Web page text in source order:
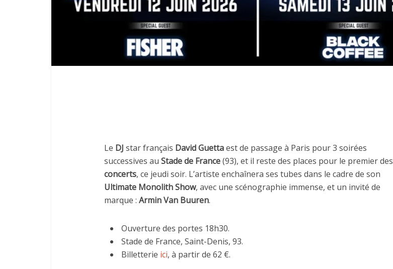
Le DJ star français David Guettaest de passage à Paris pour 3 soirées
successives au Stade de France(93), et il reste des places pour le premier des
concerts, ce jeudi soir. L’artiste enchaînera ses tubes dans le cadre de son
Ultimate Monolith Show, avec une scénographie immense, et un invité de
marque : Armin Van Buuren.
Ouverture des portes 18h30.
Stade de France, Saint-Denis, 93.
Billetterie ici, à partir de 62 €.